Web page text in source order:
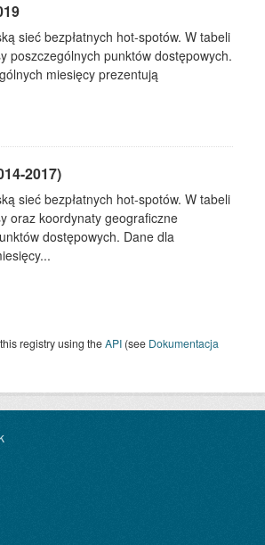
sieć bezpłatnych hot-spotów. W tabeli
poszczególnych punktów dostępowych.
miesięcy prezentują
2017)
sieć bezpłatnych hot-spotów. W tabeli
oraz koordynaty geograficzne
dostępowych. Dane dla
registry using theAPI (see Dokumentacja